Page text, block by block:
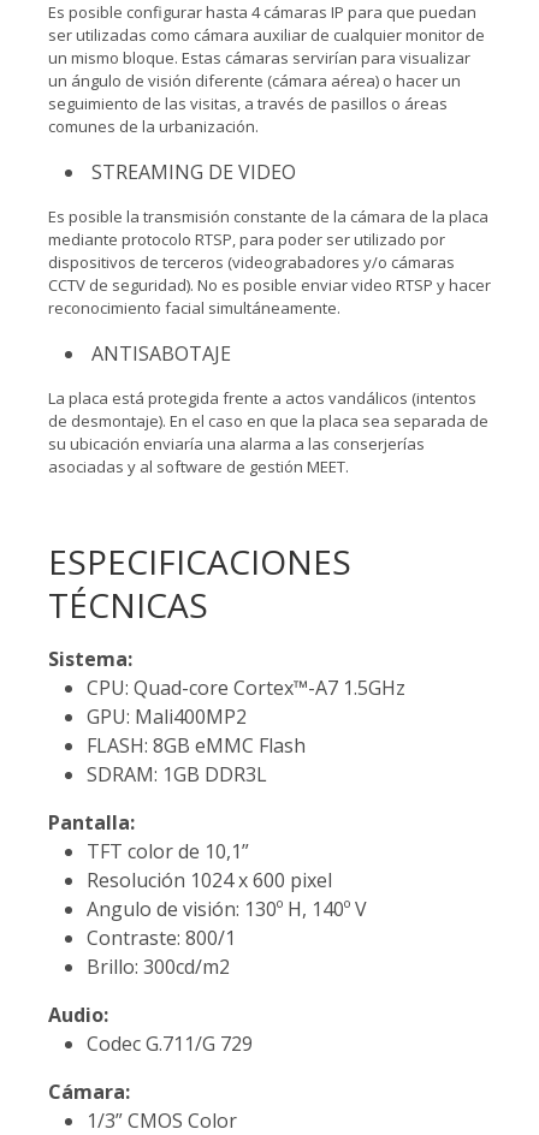
Es posible configurar hasta 4 cámaras IP para que puedan
ser utilizadas como cámara auxiliar de cualquier monitor de
un mismo bloque. Estas cámaras servirían para visualizar
un ángulo de visión diferente (cámara aérea) o hacer un
seguimiento de las visitas, a través de pasillos o áreas
comunes de la urbanización.
STREAMING DE VIDEO
Es posible la transmisión constante de la cámara de la placa
mediante protocolo RTSP, para poder ser utilizado por
dispositivos de terceros (videograbadores y/o cámaras
CCTV de seguridad). No es posible enviar video RTSP y hacer
reconocimiento facial simultáneamente.
ANTISABOTAJE
La placa está protegida frente a actos vandálicos (intentos
de desmontaje). En el caso en que la placa sea separada de
su ubicación enviaría una alarma a las conserjerías
asociadas y al software de gestión MEET.
ESPECIFICACIONES
TÉCNICAS
Sistema:
CPU: Quad-core Cortex™-A7 1.5GHz
GPU: Mali400MP2
FLASH: 8GB eMMC Flash
SDRAM: 1GB DDR3L
Pantalla:
TFT color de 10,1”
Resolución 1024 x 600 pixel
Angulo de visión: 130º H, 140º V
Contraste: 800/1
Brillo: 300cd/m2
Audio:
Codec G.711/G 729
Cámara:
1/3” CMOS Color